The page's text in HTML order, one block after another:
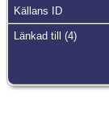
Källans ID
Länkad till (4)